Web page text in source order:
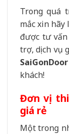
Trong quá
mắc xin hãy
được tư
trợ, dịch vụ
SaiGonDoor
khách!
Đơn vị
giá rẻ
Một trong